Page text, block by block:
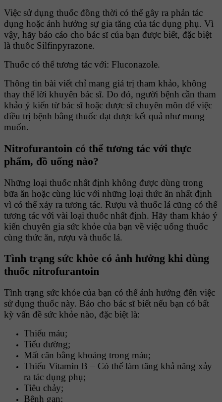
Việc sử dụng thuốc đồng thời có thể gây ra phản tác
dụng hoặc ảnh hưởng sự gia tăng của tác dụng phụ. Vì
vậy, hãy báo cáo cho bác sĩ của bạn được biết, đặc biệt
là thuốc Silfinpyrazone.
Thuốc có thể tương tác với: Fluconazole.
Thông tin bài viết chỉ mang giá trị tham khảo, không
thay thế lời khuyên bác sĩ. Do đó, người bệnh cần tham
khảo ý kiến từ bác sĩ hoặc dược sĩ chuyên môn để việc
điều trị bệnh bằng thuốc đạt được kết quả như mong
muốn.
Nitrofurantoin có thể tương tác với thực
phẩm, đồ uống nào?
Những loại thuốc nhất định không được dùng trong
bữa ăn hoặc cùng lúc với những loại thức ăn nhất định
vì có thể xảy ra tương tác. Rượu và thuốc lá cũng có thể
tương tác với vài loại thuốc nhất định. Hãy tham khảo ý
kiến chuyên gia sức khỏe của bạn về việc uống thuốc
cùng thức ăn, rượu và thuốc lá.
Tình trạng sức khỏe có ảnh hưởng khi dùng
thuốc nitrofurantoin
Tình trạng sức khỏe của bạn có thể ảnh hưởng đến việc
sử dụng thuốc này. Báo cho bác sĩ biết nếu bạn có bất
kỳ vấn đề sức khỏe nào, đặc biệt là:
Thiếu máu;
Tiểu đường;
Mất cân bằng khoáng trong máu;
Thiếu Vitamin B – Có thể làm tăng khả năng xảy
ra tác dụng phụ;
Tiêu chảy;
Bệnh gan;